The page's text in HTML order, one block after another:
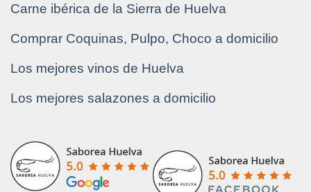
Carne ibérica de la Sierra de Huelva
Comprar Coquinas, Pulpo, Choco a domicilio
Los mejores vinos de Huelva
Los mejores salazones a domicilio